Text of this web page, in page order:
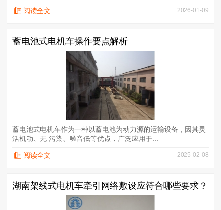
阅读全文 2026-01-09
蓄电池式电机车操作要点解析
蓄电池式电机车作为一种以蓄电池为动力源的运输设备，因其灵
活机动、无 污染、噪音低等优点，广泛应用于...
阅读全文 2025-02-08
湖南架线式电机车牵引网络敷设应符合哪些要求？